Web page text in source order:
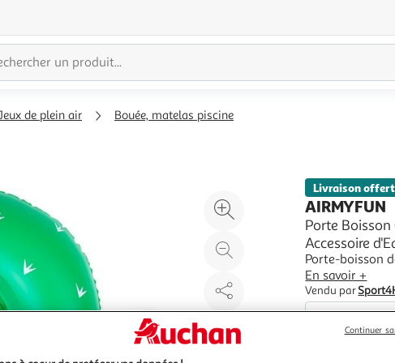
de plein air Bouée, matelas piscine
Agrandir
l'illustration
l'illustration
100
%
Partager
le
produit
Livraison
AIRMYFUN
Porte
Accessoire
Porte-boisson
En savoir +
Vendu par
Continuer